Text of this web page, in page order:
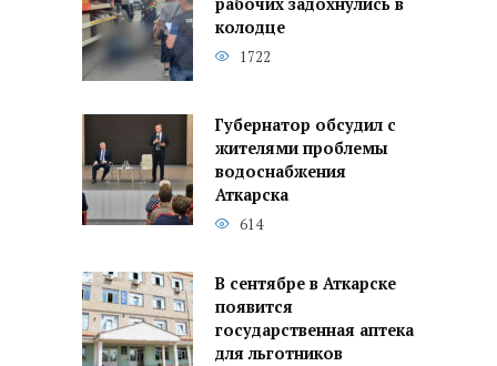
рабочих задохнулись в
колодце
1722
Губернатор обсудил с
жителями проблемы
водоснабжения
Аткарска
614
В сентябре в Аткарске
появится
государственная аптека
для льготников